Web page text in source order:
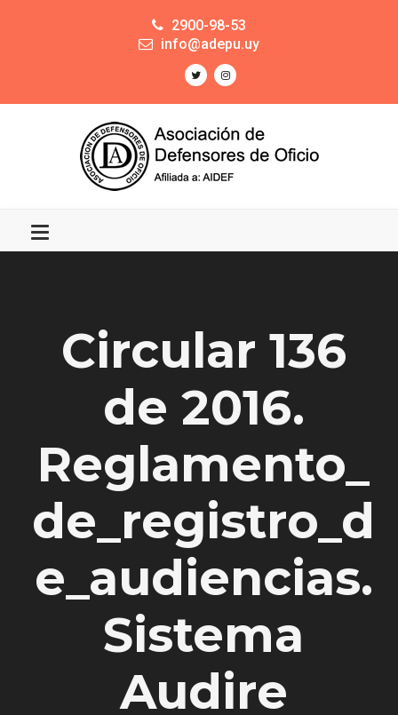
2900-98-53
info@adepu.uy
Circular 136
de 2016.
Reglamento_
de_registro_d
e_audiencias.
Sistema
Audire